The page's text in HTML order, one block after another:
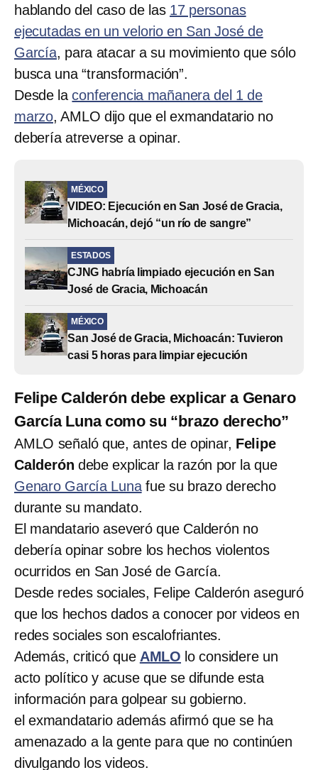
hablando del caso de las 17 personas
ejecutadas en un velorio en San José de
García, para atacar a su movimiento que sólo
busca una “transformación”.
Desde laconferencia mañanera del 1 de
marzo, AMLO dijo que el exmandatario no
debería atreverse a opinar.
MÉXICO
VIDEO: Ejecución en San José de Gracia,
Michoacán, dejó “un río de sangre”
ESTADOS
CJNG habría limpiado ejecución en San
José de Gracia, Michoacán
MÉXICO
San José de Gracia, Michoacán: Tuvieron
casi 5 horas para limpiar ejecución
Felipe Calderón debe explicar a Genaro
García Luna como su “brazo derecho”
AMLO señaló que, antes de opinar, Felipe
Calderón debe explicar la razón por la que
Genaro García Luna fue su brazo derecho
durante su mandato.
El mandatario aseveró que Calderón no
debería opinar sobre los hechos violentos
ocurridos en San José de García.
Desde redes sociales, Felipe Calderón aseguró
que los hechos dados a conocer por videos en
redes sociales son escalofriantes.
Además, criticó que AMLO lo considere un
acto político y acuse que se difunde esta
información para golpear su gobierno.
el exmandatario además afirmó que se ha
amenazado a la gente para que no continúen
divulgando los videos.